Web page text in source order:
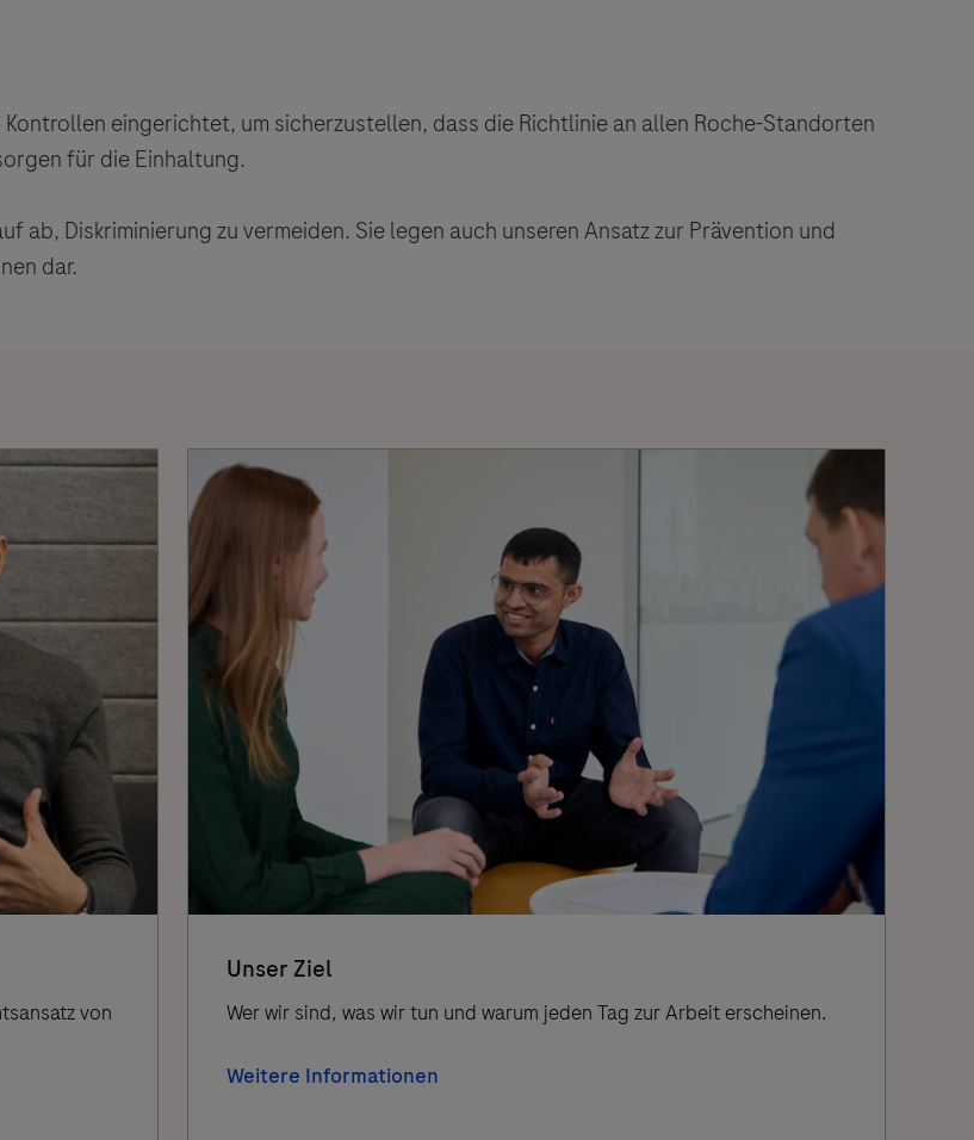
eingerichtet, um sicherzustellen, dass die Richtlinie an allen Roche-Standorten
für die Einhaltung.
ab, Diskriminierung zu vermeiden. Sie legen auch unseren Ansatz zur Prävention und
dar.
von
Unser Ziel
Wer wir sind, was wir tun und warum jeden Tag zur Arbeit erscheinen.
Weitere Informationen